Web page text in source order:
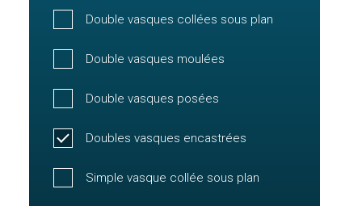
Double vasques collées sous plan
Double vasques moulées
Double vasques posées
Doubles vasques encastrées
Simple vasque collée sous plan